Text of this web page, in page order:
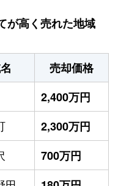
が高く売れた地域
売却価格
2,400万円
2,300万円
700万円